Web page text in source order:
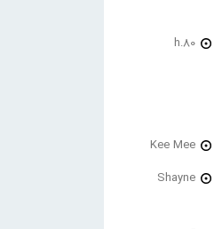
h.80
Kee Mee
Shayne